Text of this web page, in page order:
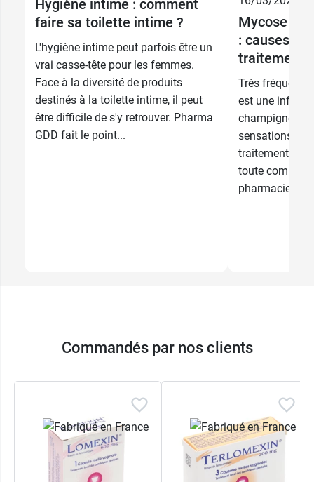
Hygiène intime : comment
faire sa toilette intime ?
L'hygiène intime peut parfois être un
vrai casse-tête pour les femmes.
Face à la diversité de produits
destinés à la toilette intime, il peut
être difficile de s'y retrouver. Pharma
GDD fait le point...
Mycose
: causes,
traitements
Très
est une
champignon.
sensations
traitement
toute
pharmaciens...
Commandés par nos clients